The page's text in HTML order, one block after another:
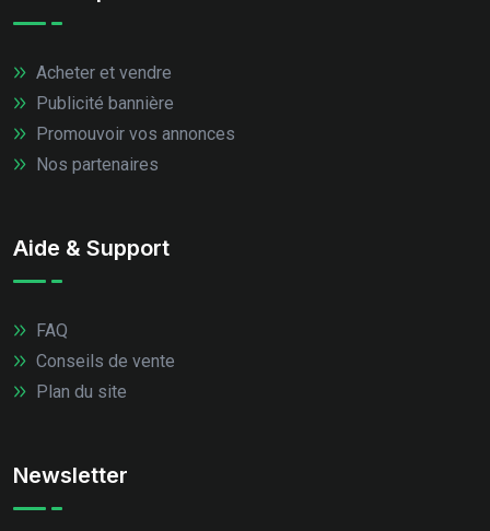
Acheter et vendre
Publicité bannière
Promouvoir vos annonces
Nos partenaires
Aide & Support
FAQ
Conseils de vente
Plan du site
Newsletter